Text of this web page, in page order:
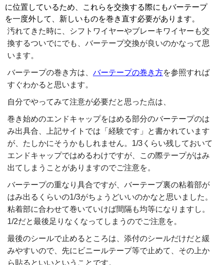
に位置しているため、これらを交換する際にもバーテープ
を一度外して、新しいものを巻き直す必要があります。
汚れてきた時に、シフトワイヤーやブレーキワイヤーも交
換するついでにでも、バーテープ交換が良いのかなって思
います。
バーテープの巻き方は、 バーテープの巻き方を参照すれば
すぐわかると思います。
自分でやってみて注意が必要だと思った点は、
巻き始めのエンドキャップをはめる部分のバーテープのは
み出具合、上記サイトでは「経験です」と書かれています
が、たしかにそうかもしれません。1/3くらい残しておいて
エンドキャップではめるわけですが、この際テープがはみ
出てしまうことがありますのでご注意を。
バーテープの重なり具合ですが、バーテープ裏の粘着部が
はみ出るくらいの1/3がちょうどいいのかなと思いました。
粘着部に合わせて巻いていけば間隔も均等になりますし。
1/2だと最後足りなくなってしまうのでご注意を。
最後のシールで止めるところは、添付のシールだけだと緩
みやすいので、先にビニールテープ等で止めて、その上か
ら貼るといいということです。